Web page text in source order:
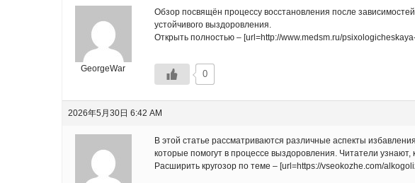
GeorgeWar
Обзор посвящён процессу восстановления после
устойчивого выздоровления.
Открыть полностью – [url=http://www.medsm.ru/
0
2026年5月30日 6:42 AM
В этой статье рассматриваются различные аспекты
которые помогут в процессе выздоровления. Читатели узнают,
Расширить кругозор по теме – [url=https://vseokozhe.com/